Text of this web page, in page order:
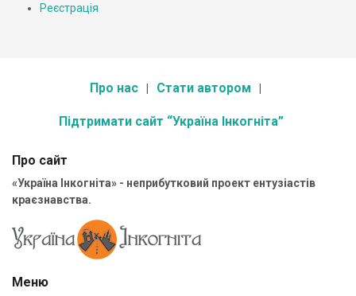
Реєстрація
Про нас Стати автором
Підтримати сайт “Україна Інкогніта”
Про сайт
«Україна Інкогніта» - неприбутковий проект ентузіастів
краєзнавства.
Меню